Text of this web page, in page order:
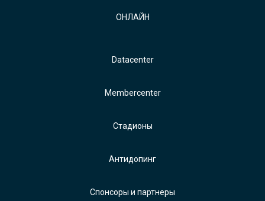
ОНЛАЙН
Datacenter
Membercenter
Стадионы
Антидопинг
Спонсоры и партнеры